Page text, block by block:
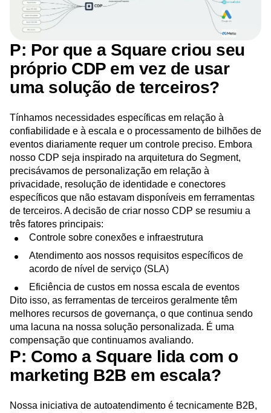
P: Por que a Square criou seu
próprio CDP em vez de usar
uma solução de terceiros?
Tínhamos necessidades específicas em relação à
confiabilidade e à escala e o processamento de bilhões de
eventos diariamente requer um controle preciso. Embora
nosso CDP seja inspirado na arquitetura do Segment,
precisávamos de personalização em relação à
privacidade, resolução de identidade e conectores
específicos que não estavam disponíveis em ferramentas
de terceiros. A decisão de criar nosso CDP se resumiu a
três fatores principais:
Controle sobre conexões e infraestrutura
Atendimento aos nossos requisitos específicos de
acordo de nível de serviço (SLA)
Eficiência de custos em nossa escala de eventos
Dito isso, as ferramentas de terceiros geralmente têm
melhores recursos de governança, o que continua sendo
uma lacuna na nossa solução personalizada. É uma
compensação que continuamos avaliando.
P: Como a Square lida com o
marketing B2B em escala?
Nossa iniciativa de autoatendimento é tecnicamente B2B,